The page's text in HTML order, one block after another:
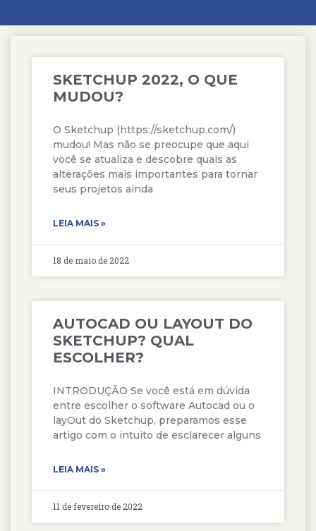
SKETCHUP 2022, O QUE
MUDOU?
O Sketchup (https://sketchup.com/)
mudou! Mas não se preocupe que aqui
você se atualiza e descobre quais as
alterações mais importantes para tornar
seus projetos ainda
LEIA MAIS »
18 de maio de 2022
AUTOCAD OU LAYOUT DO
SKETCHUP? QUAL
ESCOLHER?
INTRODUÇÃO Se você está em dúvida
entre escolher o software Autocad ou o
layOut do Sketchup, preparamos esse
artigo com o intuito de esclarecer alguns
LEIA MAIS »
11 de fevereiro de 2022